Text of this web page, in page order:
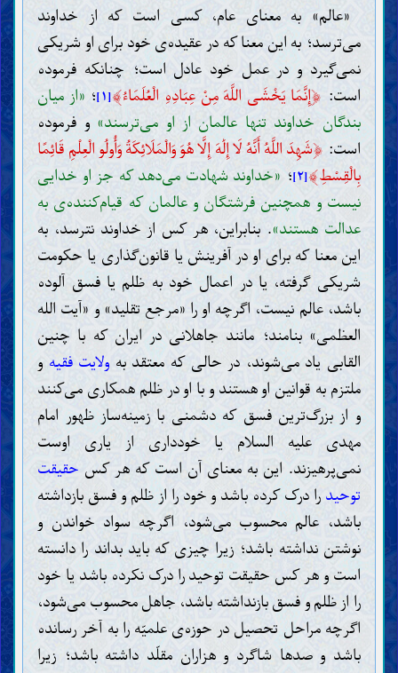
«عالم» به معنای عام، کسی است که از خداوند
می‌ترسد؛ به این معنا که در عقیده‌ی خود برای او شریکی
نمی‌گیرد و در عمل خود عادل است؛ چنانکه فرموده
است: ﴿إِنَّمَا يَخْشَى اللَّهَ مِنْ عِبَادِهِ الْعُلَمَاءُ﴾[۱] ؛ «از میان
بندگان خداوند تنها عالمان از او می‌ترسند» و فرموده
است: ﴿شَهِدَ اللَّهُ أَنَّهُ لَا إِلَٰهَ إِلَّا هُوَ وَالْمَلَائِكَةُ وَأُولُو الْعِلْمِ قَائِمًا
بِالْقِسْطِ﴾[۲] ؛ «خداوند شهادت می‌دهد که جز او خدایی
نیست و همچنین فرشتگان و عالمان که قیام‌کننده‌ی به
عدالت هستند». بنابراین، هر کس از خداوند نترسد، به
این معنا که برای او در آفرینش یا قانون‌گذاری یا حکومت
شریکی گرفته، یا در اعمال خود به ظلم یا فسق آلوده
باشد، عالم نیست، اگرچه او را «مرجع تقلید» و «آیت الله
العظمی» بنامند؛ مانند جاهلانی در ایران که با چنین
القابی یاد می‌شوند، در حالی که معتقد به ولایت فقیه و
ملتزم به قوانین او هستند و با او در ظلم همکاری می‌کنند
و از بزرگ‌ترین فسق که دشمنی با زمینه‌ساز ظهور امام
مهدی علیه السلام یا خودداری از یاری اوست
نمی‌پرهیزند. این به معنای آن است که هر کس حقیقت
توحیدرا درک کرده باشد و خود را از ظلم و فسق بازداشته
باشد، عالم محسوب می‌شود، اگرچه سواد خواندن و
نوشتن نداشته باشد؛ زیرا چیزی که باید بداند را دانسته
است و هر کس حقیقت توحید را درک نکرده باشد یا خود
را از ظلم و فسق بازنداشته باشد، جاهل محسوب می‌شود،
اگرچه مراحل تحصیل در حوزه‌ی علمیّه را به آخر رسانده
باشد و صدها شاگرد و هزاران مقلّد داشته باشد؛ زیرا